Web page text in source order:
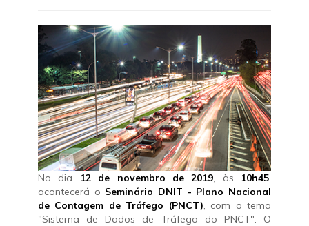
No dia 12 de novembro de 2019, às 10h45,
acontecerá o Seminário DNIT - Plano Nacional
de Contagem de Tráfego (PNCT), com o tema
"Sistema de Dados de Tráfego do PNCT". O